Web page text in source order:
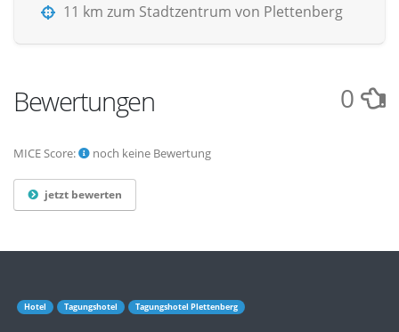
11 km zum Stadtzentrum von Plettenberg
Bewertungen 0
MICE Score: noch keine Bewertung
jetzt bewerten
Hotel Tagungshotel Tagungshotel Plettenberg